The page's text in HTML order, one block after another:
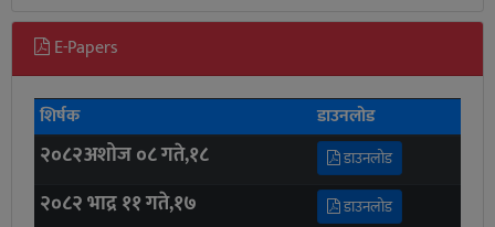
E-Papers
शिर्षक डाउनलोड
२०८२अशोज ०८ गते,१८ डाउनलोड
२०८२ भाद्र ११ गते,१७ डाउनलोड